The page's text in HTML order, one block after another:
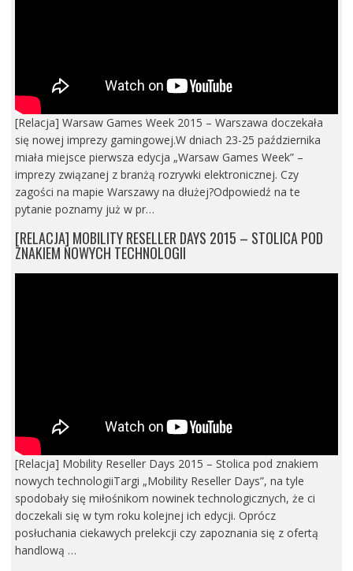
[Relacja] Warsaw Games Week 2015 – Warszawa doczekała
się nowej imprezy gamingowej.W dniach 23-25 października
miała miejsce pierwsza edycja „Warsaw Games Week” –
imprezy związanej z branżą rozrywki elektronicznej. Czy
zagości na mapie Warszawy na dłużej?Odpowiedź na te
pytanie poznamy już w pr…
[RELACJA] MOBILITY RESELLER DAYS 2015 – STOLICA POD
ZNAKIEM NOWYCH TECHNOLOGII
[Relacja] Mobility Reseller Days 2015 – Stolica pod znakiem
nowych technologiiTargi „Mobility Reseller Days”, na tyle
spodobały się miłośnikom nowinek technologicznych, że ci
doczekali się w tym roku kolejnej ich edycji. Oprócz
posłuchania ciekawych prelekcji czy zapoznania się z ofertą
handlową …